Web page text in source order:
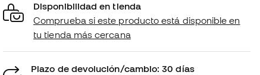
Disponibilidad en tienda
Comprueba si este producto está disponible en
tu tienda más cercana
Plazo de devolución/cambio: 30 días